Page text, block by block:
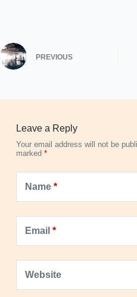
PREVIOUS
Leave a Reply
Your email address will not be
marked *
Name*
Email *
Website